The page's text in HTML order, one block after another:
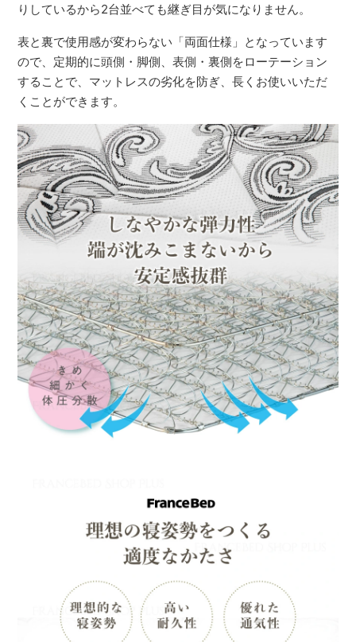
りしているから2台並べても継ぎ目が気になりません。
表と裏で使用感が変わらない「両面仕様」となっています
ので、定期的に頭側・脚側、表側・裏側をローテーション
することで、マットレスの劣化を防ぎ、長くお使いいただ
くことができます。